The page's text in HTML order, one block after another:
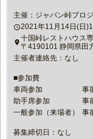
主催：ジャパン峠プロ
access_time2021年11月14日(日
place十国峠レストハウス
〒4190101 静岡県田
主催者連絡先：なし
■参加費
車両参加
事
助手席参加
事
一般参加（来場者）
事
募集締切日：なし